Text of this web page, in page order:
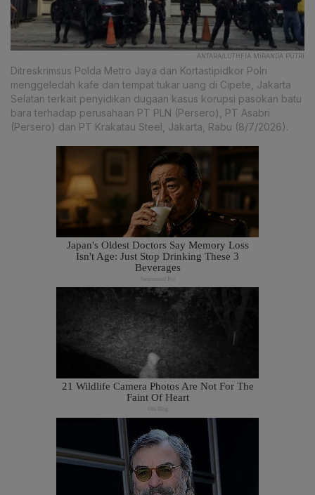
ANTARA/LUTHFIA MIRANDA PUTRI
Ditreskrimsus Polda Metro Jaya dan Kortastipidkor Polri
menggeledah kafe dan tempat tukar uang di Cipete, Jakarta
Selatan terkait penyidikan dugaan kasus korupsi pasokan batu
bara terhadap perusahaan PT PLN (Persero), PT Asabri
(Persero) dan PT Krakatau Steel, Jakarta, Rabu (8/7/2026).